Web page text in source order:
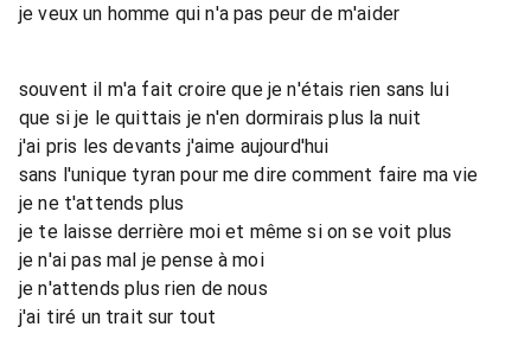
je veux un homme qui n'a pas peur de m'aider
souvent il m'a fait croire que je n'étais rien sans lui
que si je le quittais je n'en dormirais plus la nuit
j'ai pris les devants j'aime aujourd'hui
sans l'unique tyran pour me dire comment faire ma vie
je ne t'attends plus
je te laisse derrière moi et même si on se voit plus
je n'ai pas mal je pense à moi
je n'attends plus rien de nous
j'ai tiré un trait sur tout